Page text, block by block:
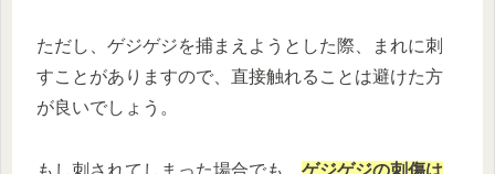
ただし、ゲジゲジを捕まえようとした際、まれに刺
すことがありますので、直接触れることは避けた方
が良いでしょう。